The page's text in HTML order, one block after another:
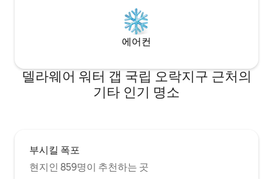
에어컨
델라웨어 워터 갭 국립 오락지구 근처의
기타 인기 명소
부시킬 폭포
현지인 859명이 추천하는 곳